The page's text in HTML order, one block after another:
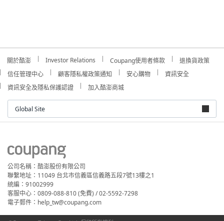
關於酷澎 Investor Relations Coupang使用者條款
退換貨政策
信任管理中心
顧客隱私權政策通知 安心購物
資訊安全
資訊安全及隱私保護認證
加入酷澎商城
Global Site
公司名稱：酷澎股份有限公司
聯繫地址：11049 台北市信義區信義路五段7號13樓之1
統編：91002999
客服中心：0809-088-810 (免費) / 02-5592-7298
電子郵件：help_tw@coupang.com